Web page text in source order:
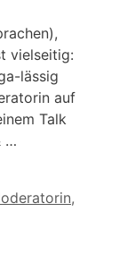
vielseitig:
lässig
auf
Talk
…
,